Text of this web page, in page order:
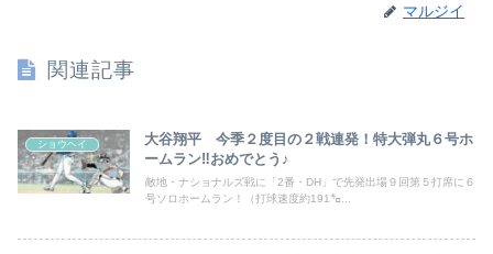
マルジイ
関連記事
ショウヘイ
大谷翔平 今季２度目の２戦連発！特大弾丸６号ホ
ームラン‼おめでとう♪
敵地・ナショナルズ戦に「2番・DH」で先発出場９回第５打席に６
号ソロホームラン！（打球速度約191㌔...